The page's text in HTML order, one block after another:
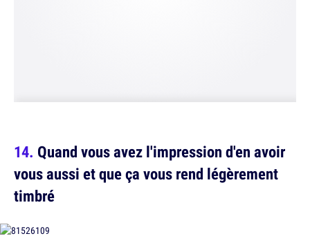
Quand vous avez l'impression d'en avoir
vous aussi et que ça vous rend légèrement
timbré